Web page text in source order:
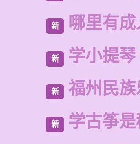
新 哪里有
新 学小提
新 福州民
新 学古筝